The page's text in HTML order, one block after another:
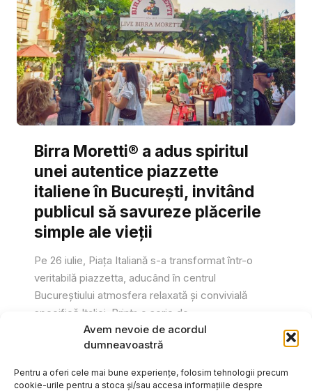
Avem nevoie de acordul
dumneavoastră
Pentru a oferi cele mai bune experiențe, folosim tehnologii precum
cookie-urile pentru a stoca și/sau accesa informațiile despre
Birra Moretti® a adus spiritul
unei autentice piazzette
italiene în București, invitând
publicul să savureze plăcerile
simple ale vieții
Pe 26 iulie, Piața Italiană s-a transformat într-o
veritabilă piazzetta, aducând în centrul
Bucureștiului atmosfera relaxată și convivială
specifică Italiei. Printr-o serie de...
Gabriel Barliga